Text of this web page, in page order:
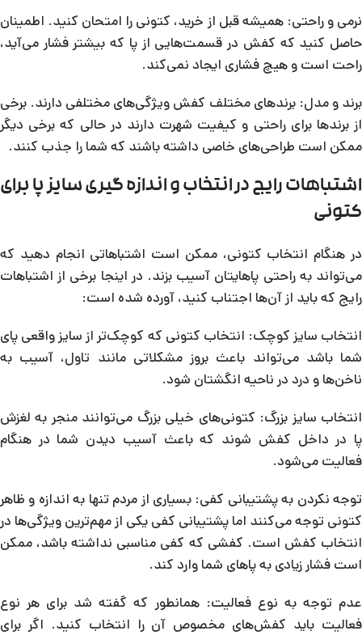
نرمی و راحتی: همیشه قبل از خرید، کتونی را امتحان کنید. اطمینان
حاصل کنید که کفش در قسمت‌هایی از پا که بیشتر فشار می‌آید،
راحت است و هیچ فشاری ایجاد نمی‌کند.
برند و مدل: برندهای مختلف کفش ویژگی‌های مختلفی دارند. برخی
از برندها برای راحتی و کیفیت شهرت دارند در حالی که برخی دیگر
ممکن است طراحی‌های خاصی داشته باشند که شما را جذب کنند.
اشتباهات رایج در انتخاب و اندازه گیری سایز پا برای
کتونی
در هنگام انتخاب کتونی، ممکن است اشتباهاتی انجام دهید که
می‌تواند به راحتی پاهایتان آسیب بزند. در اینجا برخی از اشتباهات
رایج که باید از آن‌ها اجتناب کنید، آورده شده است:
انتخاب سایز کوچک: انتخاب کتونی که کوچک‌تر از سایز واقعی پای
شما باشد می‌تواند باعث بروز مشکلاتی مانند تاول، آسیب به
ناخن‌ها و درد در ناحیه انگشتان شود.
انتخاب سایز بزرگ: کتونی‌های خیلی بزرگ می‌توانند منجر به لغزش
پا در داخل کفش شوند که باعث آسیب دیدن شما در هنگام
فعالیت می‌شود.
توجه نکردن به پشتیبانی کفی: بسیاری از مردم تنها به اندازه و ظاهر
کتونی توجه می‌کنند اما پشتیبانی کفی یکی از مهم‌ترین ویژگی‌ها در
انتخاب کفش است. کفشی که کفی مناسبی نداشته باشد، ممکن
است فشار زیادی به پاهای شما وارد کند.
عدم توجه به نوع فعالیت: همانطور که گفته شد برای هر نوع
فعالیت باید کفش‌های مخصوص آن را انتخاب کنید. اگر برای